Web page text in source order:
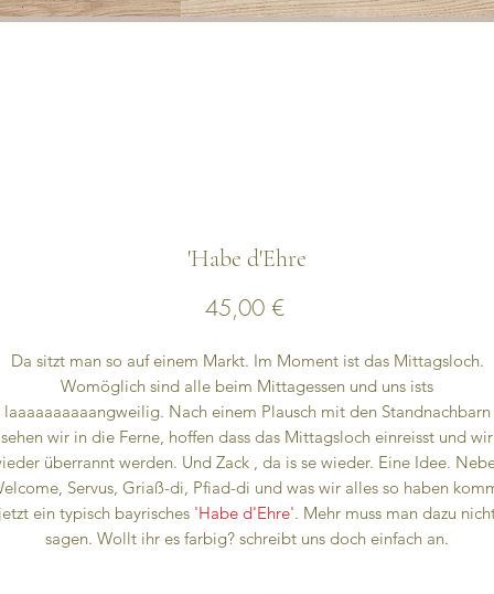
'Habe d'Ehre
45,00 €Preis
Da sitzt man so auf einem Markt. Im Moment ist das Mittagsloch.
Womöglich sind alle beim Mittagessen und uns ists
laaaaaaaaaangweilig. Nach einem Plausch mit den Standnachbarn
sehen wir in die Ferne, hoffen dass das Mittagsloch einreisst und wir
überrannt werden. Und Zack , da is se wieder. Eine Idee.
Servus, Griaß-di, Pfiad-di und was wir alles so haben
ein typisch bayrisches 'Habe d'Ehre'. Mehr muss man dazu
sagen. Wollt ihr es farbig? schreibt uns doch einfach an.